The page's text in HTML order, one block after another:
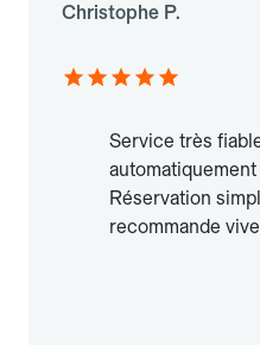
Christophe P.
Service très
Réservation
recommande